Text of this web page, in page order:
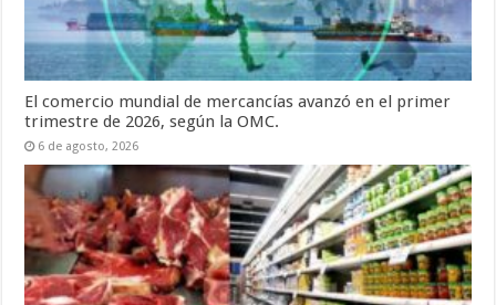
El comercio mundial de mercancías avanzó en el primer
trimestre de 2026, según la OMC.
6 de agosto, 2026